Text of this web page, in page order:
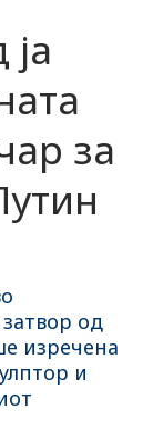
за
од
изречена
и